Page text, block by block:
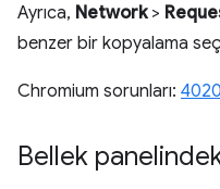
Ayrıca, Network>
benzer bir kopyalama
Chromium sorunları:
Bellek